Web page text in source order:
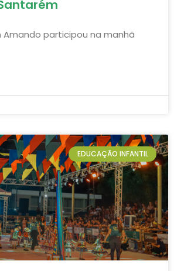
Amando participou na manhã
EDUCAÇÃO INFANTIL